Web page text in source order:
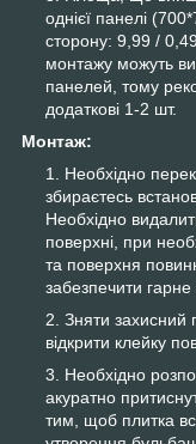
однієї панелі
сторону: 9,99 /
монтажу можуть
панелей, тому
додаткові 1-2 шт.
Монтаж:
Необхідно
збираєтесь
Необхідно
поверхні, при
та поверхня
забезпечити
Зняти захисний
відкрити клейку
Необхідно
акуратно
тим, щоб плитка